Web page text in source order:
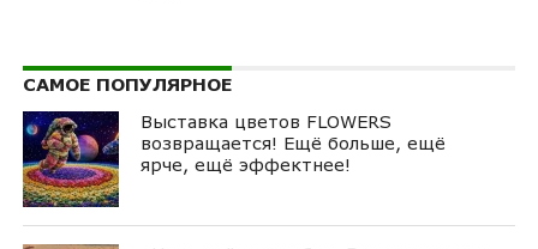
САМОЕ ПОПУЛЯРНОЕ
Выставка цветов FLOWERS
возвращается! Ещё больше, ещё
ярче, ещё эффектнее!